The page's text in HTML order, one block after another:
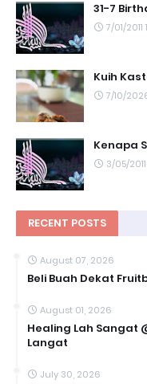
31-7
7/01/
Kuih
7/10/
Kenapa
3/05/
RECENT POSTS
August 07, 2026
Beli Buah Dekat
August 01, 2026
Healing Lah Sangat
Langat
July 30, 2026